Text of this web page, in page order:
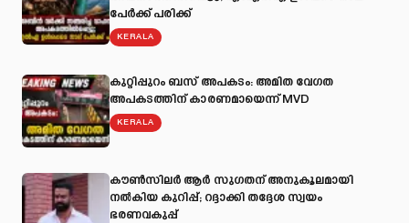
പേര്‍ക്ക് പരിക്ക്
KERALA
കുറ്റിപ്പുറം ബസ് അപകടം: അമിത വേഗത
അപകടത്തിന് കാരണമായെന്ന് MVD
KERALA
കൗൺസിലർ ആർ സുഗതന് അനുകൂലമായി
നല്‍കിയ കുറിപ്പ്; റദ്ദാക്കി തദ്ദേശ സ്വയം
ഭരണവകുപ്പ്